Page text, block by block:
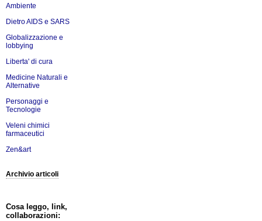
Ambiente
Dietro AIDS e SARS
Globalizzazione e
lobbying
Liberta' di cura
Medicine Naturali e
Alternative
Personaggi e
Tecnologie
Veleni chimici
farmaceutici
Zen&art
Archivio articoli
Cosa leggo, link,
collaborazioni: